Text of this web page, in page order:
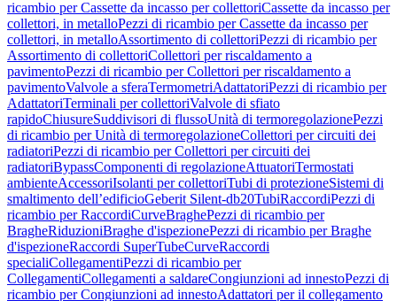
ricambio per Cassette da incasso per collettoriCassette da incasso per
collettori, in metalloPezzi di ricambio per Cassette da incasso per
collettori, in metalloAssortimento di collettoriPezzi di ricambio per
Assortimento di collettoriCollettori per riscaldamento a
pavimentoPezzi di ricambio per Collettori per riscaldamento a
pavimentoValvole a sferaTermometriAdattatoriPezzi di ricambio per
AdattatoriTerminali per collettoriValvole di sfiato
rapidoChiusureSuddivisori di flussoUnità di termoregolazionePezzi
di ricambio per Unità di termoregolazioneCollettori per circuiti dei
radiatoriPezzi di ricambio per Collettori per circuiti dei
radiatoriBypassComponenti di regolazioneAttuatoriTermostati
ambienteAccessoriIsolanti per collettoriTubi di protezioneSistemi di
smaltimento dell’edificioGeberit Silent-db20TubiRaccordiPezzi di
ricambio per RaccordiCurveBraghePezzi di ricambio per
BragheRiduzioniBraghe d'ispezionePezzi di ricambio per Braghe
d'ispezioneRaccordi SuperTubeCurveRaccordi
specialiCollegamentiPezzi di ricambio per
CollegamentiCollegamenti a saldareCongiunzioni ad innestoPezzi di
ricambio per Congiunzioni ad innestoAdattatori per il collegamento